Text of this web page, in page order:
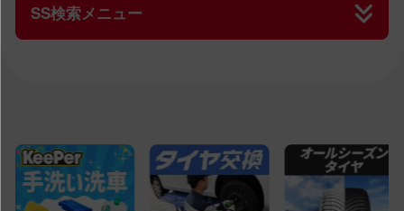
SS検索メニュー
すべてのSS一覧